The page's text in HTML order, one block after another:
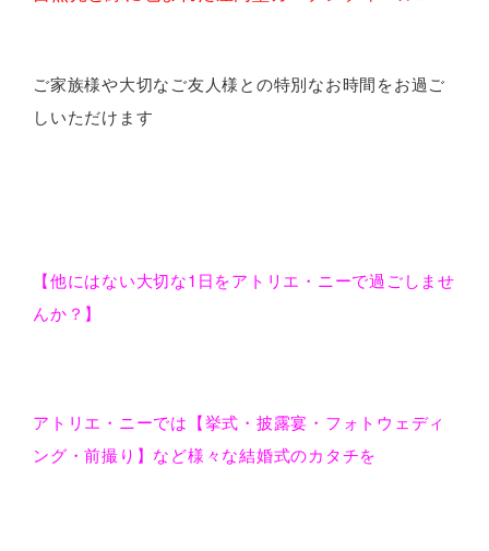
ご家族様や大切なご友人様との特別なお時間をお過ご
しいただけます
【他にはない大切な1日をアトリエ・ニーで過ごしませ
んか？】
アトリエ・ニーでは【挙式・披露宴・フォトウェディ
ング・前撮り】など様々な結婚式のカタチを